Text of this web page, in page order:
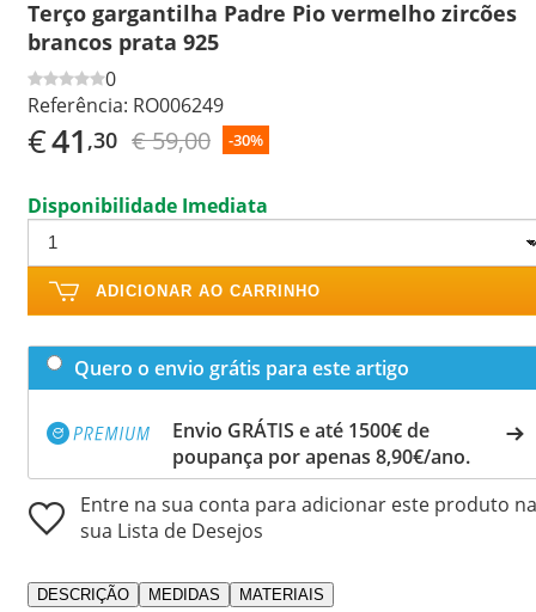
Terço gargantilha Padre Pio vermelho zircões
brancos prata 925
0
Referência: RO006249
€41 ,30 € 59,00 -30%
Disponibilidade Imediata
ADICIONAR AO CARRINHO
Quero o envio grátis para este artigo
Envio GRÁTIS e até 1500€ de
poupança por apenas 8,90€/ano.
Entre na sua conta para adicionar este produto na
sua Lista de Desejos
DESCRIÇÃO MEDIDAS MATERIAIS